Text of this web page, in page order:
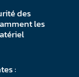
des
les
: